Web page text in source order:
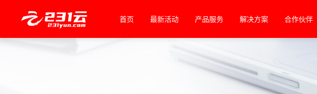
首页 最新活动 产品服务 解决方案 合作伙伴